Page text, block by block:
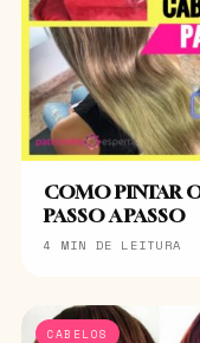
COMO PINTAR
PASSO A PASSO
4 MIN DE LEITURA
CABELOS